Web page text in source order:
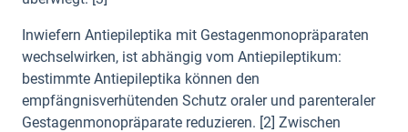
Inwiefern Antiepileptika mit Gestagenmonopräparaten
wechselwirken, ist abhängig vom Antiepileptikum:
bestimmte Antiepileptika können den
empfängnisverhütenden Schutz oraler und parenteraler
Gestagenmonopräparate reduzieren. [2] Zwischen